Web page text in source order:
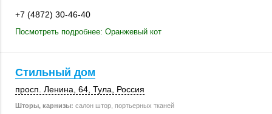
+7 (4872) 30-46-40
Посмотреть подробнее: Оранжевый кот
Стильный дом
просп. Ленина, 64 Тула Россия
Шторы, карнизы: салон штор, портьерных тканей